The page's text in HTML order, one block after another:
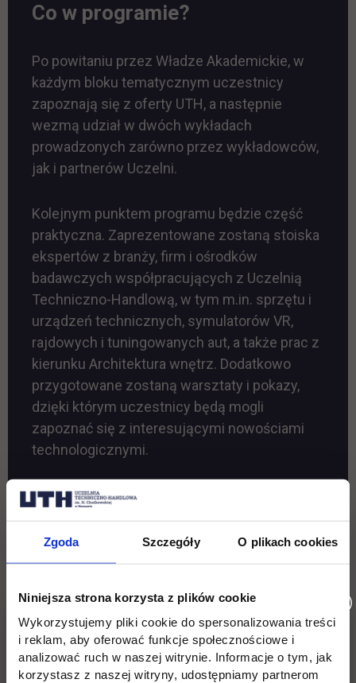
Zgoda Szczegóły O plikach cookies
Niniejsza strona korzysta z plików cookie
Wykorzystujemy pliki cookie do spersonalizowania treści
i reklam, aby oferować funkcje społecznościowe i
analizować ruch w naszej witrynie. Informacje o tym, jak
korzystasz z naszej witryny, udostępniamy partnerom
Co w programie?
Po powitaniu przez Władze Akademickie, w
każdym bloku tematycznym uczestnicy
zapoznają się z oferty UTH, a następnie
wezmą udział w dwóch wykładach
prowadzonych zarówno przez wykładowców,
jak i partnerów Uczelni.
Kolejnym punktem programu będzie część
praktyczna. Zaprezentowane zostaną stoiska
ekspertów z branży, firm i ośrodków
badawczych współpracujących z Uczelnią
Techniczno-Handlową, w tym m.in. sprzętu i
urządzeń technicznych, symulatorów VR,
rajdowych i tuningowanych aut, a także prac z
kierunku Architektura wnętrz. Dodatkowo
przygotowane zostaną warsztaty i pokazy,
dzięki którym uczestnicy będą mogli
zapoznać się z interesującymi nowościami
technologicznymi.
Program Warszawskiego
Festiwalu Nauk Inżynieryjnych
w UTH
21 marca 2024– wykłady online (transmisja
poprzez platformę YouTube)
22 marca 2024– wykłady, warsztaty, panele